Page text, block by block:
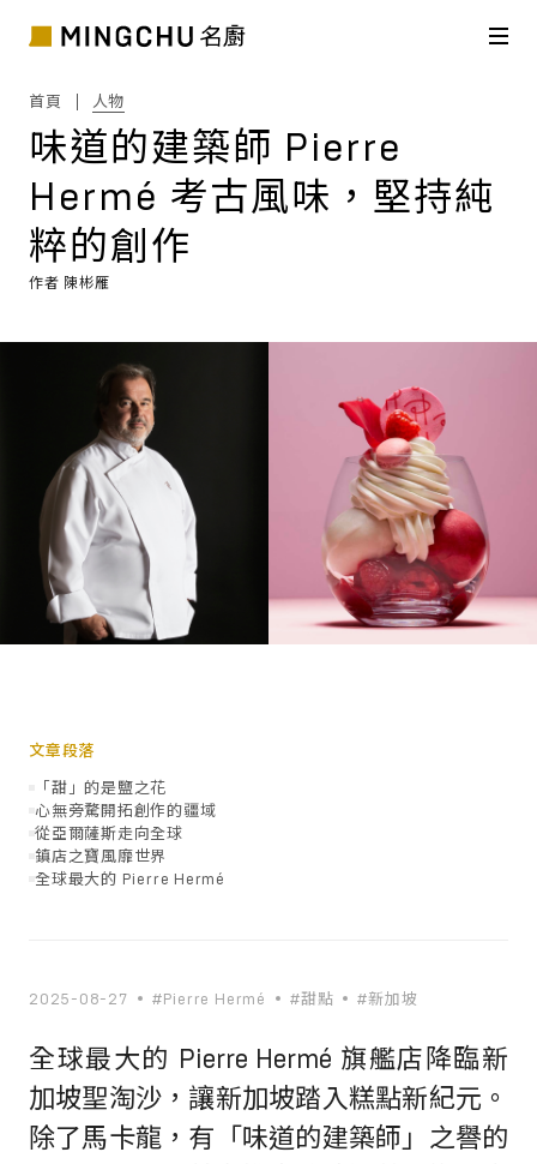
首頁 人物
味道的建築師 Pierre
Hermé 考古風味，堅持純
粹的創作
作者 陳彬雁
2025-08-27 #Pierre Hermé #甜點 #新加坡
全球最大的 Pierre Hermé 旗艦店降臨新
加坡聖淘沙，讓新加坡踏入糕點新紀元。
除了馬卡龍，有「味道的建築師」之譽的
文章段落
「甜」的是鹽之花
心無旁騖開拓創作的疆域
從亞爾薩斯走向全球
鎮店之寶風靡世界
全球最大的 Pierre Hermé